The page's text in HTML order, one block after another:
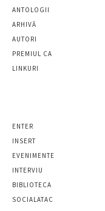
ANTOLOGII
ARHIVĂ
AUTORI
PREMIUL CA
LINKURI
ENTER
INSERT
EVENIMENTE
INTERVIU
BIBLIOTECA
SOCIALATAC